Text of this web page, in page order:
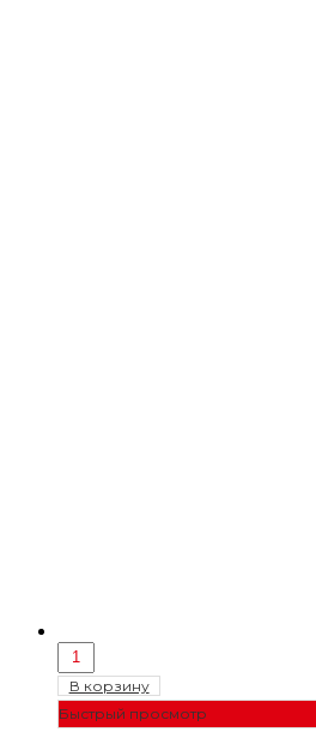
В корзину
Быстрый просмотр